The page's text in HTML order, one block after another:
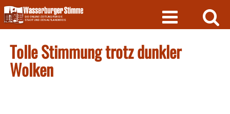
Skip
to
content
Tolle Stimmung trotz dunkler
Wolken